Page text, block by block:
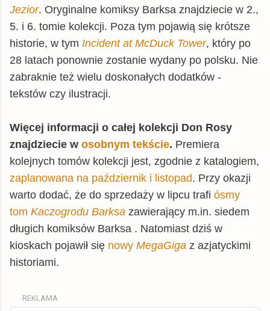
Jezior. Oryginalne komiksy Barksa znajdziecie w 2.,
5. i 6. tomie kolekcji. Poza tym pojawią się krótsze
historie, w tym Incident at McDuck Tower, który po
28 latach ponownie zostanie wydany po polsku. Nie
zabraknie też wielu doskonałych dodatków -
tekstów czy ilustracji.
Więcej informacji o całej kolekcji Don Rosy
znajdziecie w osobnym tekście. Premiera
kolejnych tomów kolekcji jest, zgodnie z katalogiem,
zaplanowana na październik i listopad. Przy okazji
warto dodać, że do sprzedaży w lipcu trafi ósmy
tom Kaczogrodu Barksa zawierający m.in. siedem
długich komiksów Barksa . Natomiast dziś w
kioskach pojawił się nowy MegaGiga z azjatyckimi
historiami.
REKLAMA